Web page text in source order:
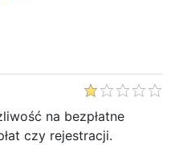
na bezpłatne
czy rejestracji.